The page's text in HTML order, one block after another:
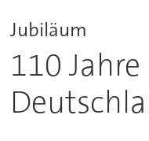
Jubiläum
110